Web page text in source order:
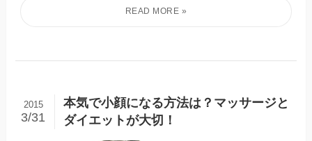
本気で小顔になる方法は？マッサージと
ダイエットが大切！
2015
3/31